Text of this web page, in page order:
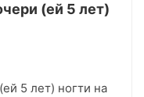
(ей 5 лет)
5 лет) ногти на